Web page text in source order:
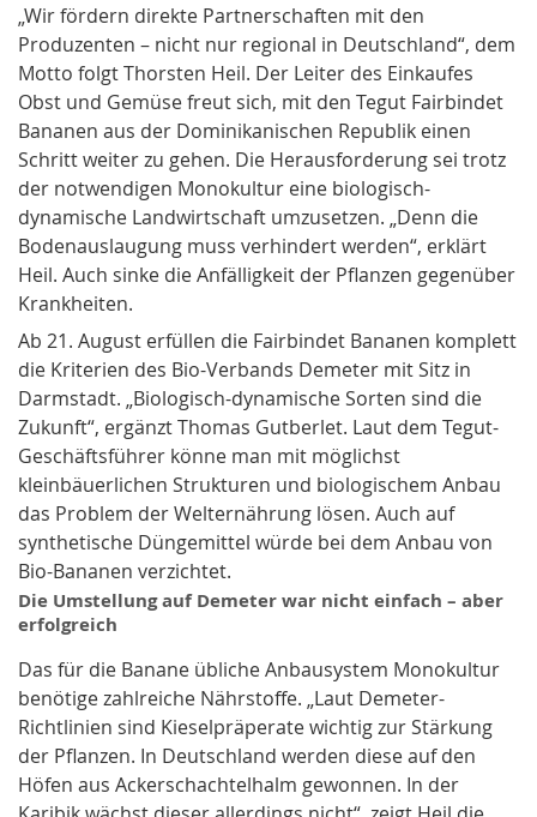
„Wir fördern direkte Partnerschaften mit den
Produzenten – nicht nur regional in Deutschland“, dem
Motto folgt Thorsten Heil. Der Leiter des Einkaufes
Obst und Gemüse freut sich, mit den Tegut Fairbindet
Bananen aus der Dominikanischen Republik einen
Schritt weiter zu gehen. Die Herausforderung sei trotz
der notwendigen Monokultur eine biologisch-
dynamische Landwirtschaft umzusetzen. „Denn die
Bodenauslaugung muss verhindert werden“, erklärt
Heil. Auch sinke die Anfälligkeit der Pflanzen gegenüber
Krankheiten.
Ab 21. August erfüllen die Fairbindet Bananen komplett
die Kriterien des Bio-Verbands Demeter mit Sitz in
Darmstadt. „Biologisch-dynamische Sorten sind die
Zukunft“, ergänzt Thomas Gutberlet. Laut dem Tegut-
Geschäftsführer könne man mit möglichst
kleinbäuerlichen Strukturen und biologischem Anbau
das Problem der Welternährung lösen. Auch auf
synthetische Düngemittel würde bei dem Anbau von
Bio-Bananen verzichtet.
Die Umstellung auf Demeter war nicht einfach – aber
erfolgreich
Das für die Banane übliche Anbausystem Monokultur
benötige zahlreiche Nährstoffe. „Laut Demeter-
Richtlinien sind Kieselpräperate wichtig zur Stärkung
der Pflanzen. In Deutschland werden diese auf den
Höfen aus Ackerschachtelhalm gewonnen. In der